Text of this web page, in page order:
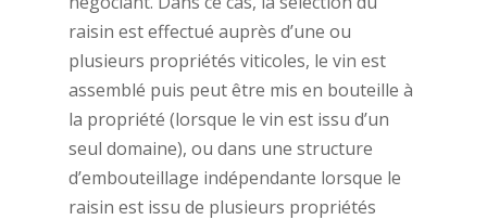
raisin est effectué auprès d’une ou
plusieurs propriétés viticoles, le vin est
assemblé puis peut être mis en bouteille à
la propriété (lorsque le vin est issu d’un
seul domaine), ou dans une structure
d’embouteillage indépendante lorsque le
raisin est issu de plusieurs propriétés